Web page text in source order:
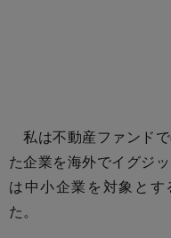
私は不動産ファンド
た企業を海外でイグジ
は中小企業を対象と
た。